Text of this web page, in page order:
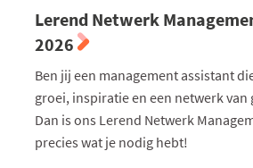
Lerend Netwerk
2026
Ben jij een management assistant
groei, inspiratie en een netwerk van
Dan is ons Lerend Netwerk
precies wat je nodig hebt!